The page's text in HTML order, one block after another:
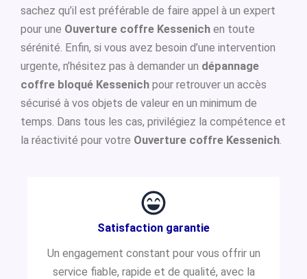
sachez qu’il est préférable de faire appel à un expert
pour une Ouverture coffre Kessenich en toute
sérénité. Enfin, si vous avez besoin d’une intervention
urgente, n’hésitez pas à demander un dépannage
coffre bloqué Kessenich pour retrouver un accès
sécurisé à vos objets de valeur en un minimum de
temps. Dans tous les cas, privilégiez la compétence et
la réactivité pour votre Ouverture coffre Kessenich.
Satisfaction garantie
Un engagement constant pour vous offrir un
service fiable, rapide et de qualité, avec la